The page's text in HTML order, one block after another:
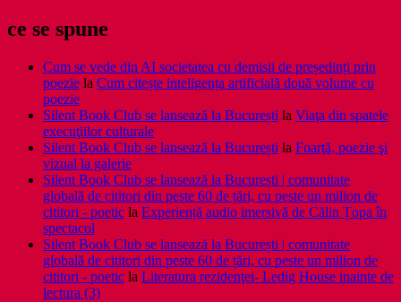
ce se spune
Cum se vede din AI societatea cu demisii de președinți prin
poezie la Cum citește inteligența artificială două volume cu
poezie
Silent Book Club se lansează la București la Viaţa din spatele
execuţiilor culturale
Silent Book Club se lansează la București la Foarţă, poezie şi
vizual la galerie
Silent Book Club se lansează la București | comunitate
globală de cititori din peste 60 de țări, cu peste un milion de
cititori - poetic la Experiență audio imersivă de Călin Țopa în
spectacol
Silent Book Club se lansează la București | comunitate
globală de cititori din peste 60 de țări, cu peste un milion de
cititori - poetic la Literatura rezidenţei- Ledig House inainte de
lectura (3)